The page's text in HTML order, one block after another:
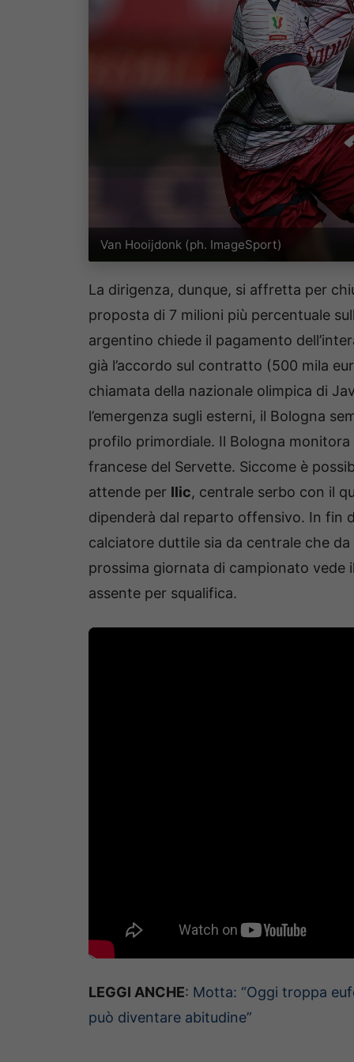
Van Hooijdonk (ph. ImageSport)
La dirigenza, dunque, si affretta per
proposta di 7 milioni più percentuale
argentino chiede il pagamento
già l’accordo sul contratto (500 mila
chiamata della nazionale olimpica di
l’emergenza sugli esterni, il Bologna
profilo primordiale. Il Bologna monitora
francese del Servette. Siccome è
attende per Ilic, centrale serbo con il
dipenderà dal reparto offensivo. In fin
calciatore duttile sia da centrale che
prossima giornata di campionato vede
assente per squalifica.
LEGGI ANCHE: Motta: “Oggi troppa
può diventare abitudine”